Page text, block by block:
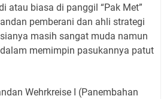
atau biasa di panggil “Pak Met”
pemberani dan ahli strategi
masih sangat muda namun
memimpin pasukannya patut
Wehrkreise I (Panembahan